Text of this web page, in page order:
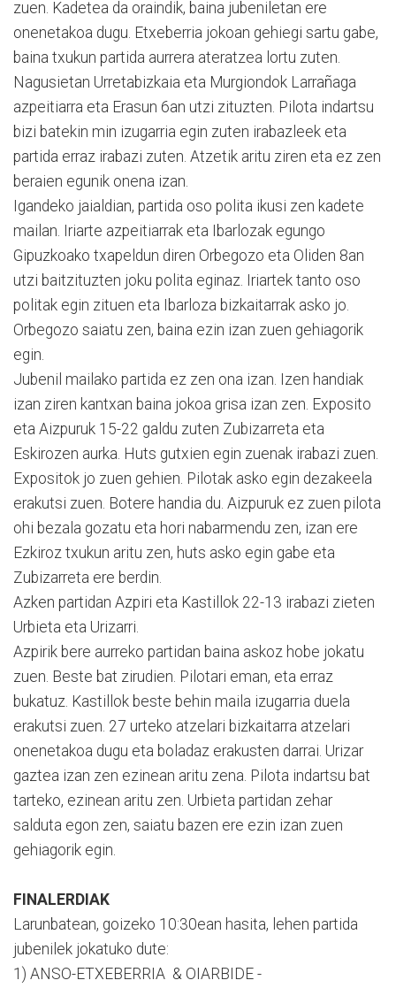
zuen. Kadetea da oraindik, baina jubeniletan ere
onenetakoa dugu. Etxeberria jokoan gehiegi sartu gabe,
baina txukun partida aurrera ateratzea lortu zuten.
Nagusietan Urretabizkaia eta Murgiondok Larrañaga
azpeitiarra eta Erasun 6an utzi zituzten. Pilota indartsu
bizi batekin min izugarria egin zuten irabazleek eta
partida erraz irabazi zuten. Atzetik aritu ziren eta ez zen
beraien egunik onena izan.
Igandeko jaialdian, partida oso polita ikusi zen kadete
mailan. Iriarte azpeitiarrak eta Ibarlozak egungo
Gipuzkoako txapeldun diren Orbegozo eta Oliden 8an
utzi baitzituzten joku polita eginaz. Iriartek tanto oso
politak egin zituen eta Ibarloza bizkaitarrak asko jo.
Orbegozo saiatu zen, baina ezin izan zuen gehiagorik
egin.
Jubenil mailako partida ez zen ona izan. Izen handiak
izan ziren kantxan baina jokoa grisa izan zen. Exposito
eta Aizpuruk 15-22 galdu zuten Zubizarreta eta
Eskirozen aurka. Huts gutxien egin zuenak irabazi zuen.
Expositok jo zuen gehien. Pilotak asko egin dezakeela
erakutsi zuen. Botere handia du. Aizpuruk ez zuen pilota
ohi bezala gozatu eta hori nabarmendu zen, izan ere
Ezkiroz txukun aritu zen, huts asko egin gabe eta
Zubizarreta ere berdin.
Azken partidan Azpiri eta Kastillok 22-13 irabazi zieten
Urbieta eta Urizarri.
Azpirik bere aurreko partidan baina askoz hobe jokatu
zuen. Beste bat zirudien. Pilotari eman, eta erraz
bukatuz. Kastillok beste behin maila izugarria duela
erakutsi zuen. 27 urteko atzelari bizkaitarra atzelari
onenetakoa dugu eta boladaz erakusten darrai. Urizar
gaztea izan zen ezinean aritu zena. Pilota indartsu bat
tarteko, ezinean aritu zen. Urbieta partidan zehar
salduta egon zen, saiatu bazen ere ezin izan zuen
gehiagorik egin.
FINALERDIAK
Larunbatean, goizeko 10:30ean hasita, lehen partida
jubenilek jokatuko dute:
1) ANSO-ETXEBERRIA & OIARBIDE -